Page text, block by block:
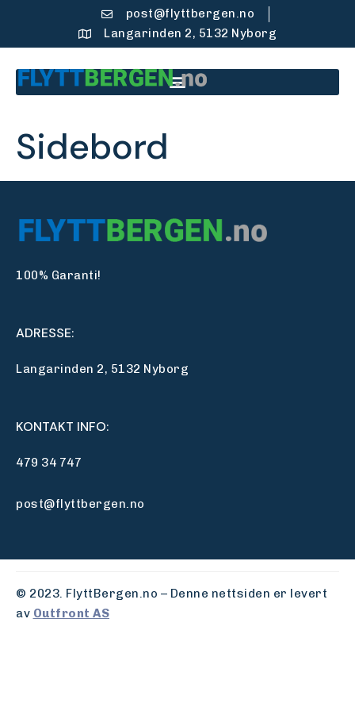
post@flyttbergen.no
Langarinden 2, 5132 Nyborg
Sidebord
100% Garanti!
ADRESSE:
Langarinden 2, 5132 Nyborg
KONTAKT INFO:
479 34 747
post@flyttbergen.no
© 2023. FlyttBergen.no – Denne nettsiden er levert
av Outfront AS